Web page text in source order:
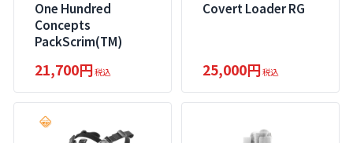
One Hundred
Concepts
PackScrim(TM)
21,700円税込
Covert Loader RG
25,000円税込